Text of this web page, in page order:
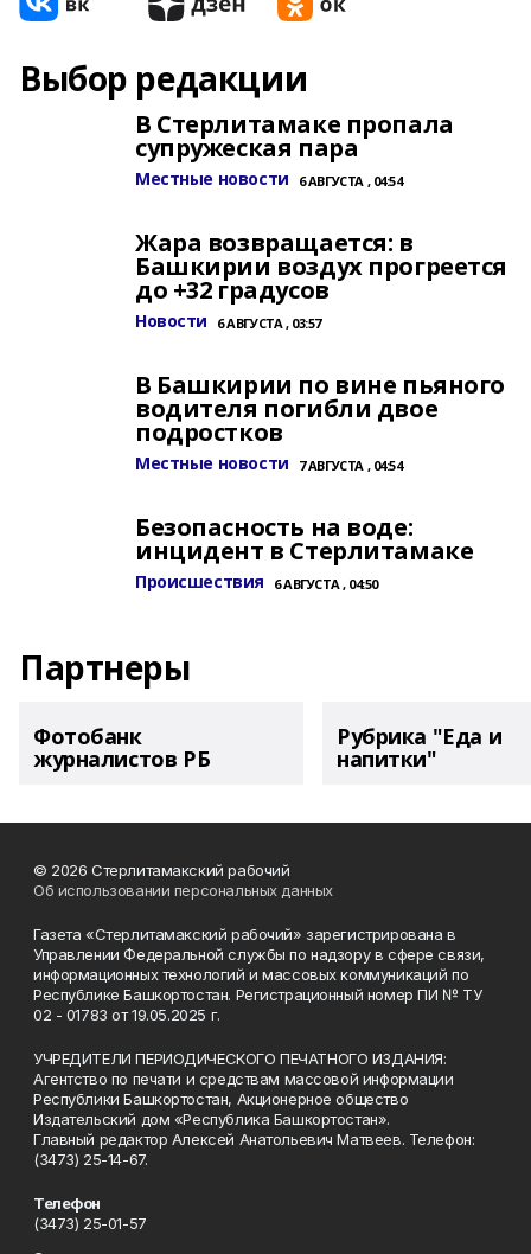
Выбор редакции
В Стерлитамаке пропала
супружеская пара
Местные новости 6 АВГУСТА , 04:54
Жара возвращается: в
Башкирии воздух прогреется
до +32 градусов
Новости 6 АВГУСТА , 03:57
В Башкирии по вине пьяного
водителя погибли двое
подростков
Местные новости 7 АВГУСТА , 04:54
Безопасность на воде:
инцидент в Стерлитамаке
Происшествия 6 АВГУСТА , 04:50
Партнеры
Фотобанк
журналистов РБ
Рубрика "Еда и
напитки"
© 2026 Стерлитамакский рабочий
Об использовании персональных данных
Газета «Стерлитамакский рабочий» зарегистрирована в
Управлении Федеральной службы по надзору в сфере связи,
информационных технологий и массовых коммуникаций по
Республике Башкортостан. Регистрационный номер ПИ № ТУ
02 - 01783 от 19.05.2025 г.
УЧРЕДИТЕЛИ ПЕРИОДИЧЕСКОГО ПЕЧАТНОГО ИЗДАНИЯ:
Агентство по печати и средствам массовой информации
Республики Башкортостан, Акционерное общество
Издательский дом «Республика Башкортостан».
Главный редактор Алексей Анатольевич Матвеев. Телефон:
(3473) 25-14-67.
Телефон
(3473) 25-01-57